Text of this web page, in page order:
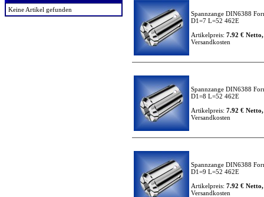
Keine Artikel gefunden
Spannzange DIN6388
D1=7 L=52 462E
Artikelpreis: 7.92 €
Versandkosten
Spannzange DIN6388
D1=8 L=52 462E
Artikelpreis: 7.92 €
Versandkosten
Spannzange DIN6388
D1=9 L=52 462E
Artikelpreis: 7.92 €
Versandkosten